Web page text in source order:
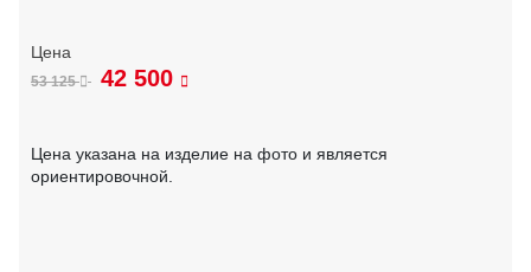
53 125 42 500
Цена указана на изделие на фото и является
ориентировочной.